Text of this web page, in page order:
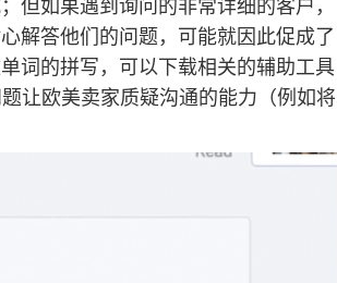
但如果遇到询问的非常详细的客户，
解答他们的问题，可能就因此促成了
词的拼写，可以下载相关的辅助工具
让欧美卖家质疑沟通的能力（例如将